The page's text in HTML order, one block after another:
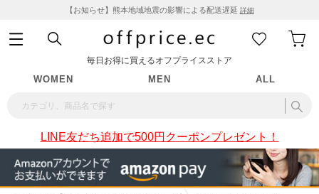
【お知らせ】熊本地域地震の影響による配送遅延 詳細
毎日お得に買えるオフプライスストア
WOMEN MEN ALL
LINE友だち追加で500円クーポンプレゼント！